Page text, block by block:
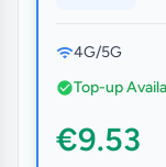
4G/5G
Top-up
€9.53